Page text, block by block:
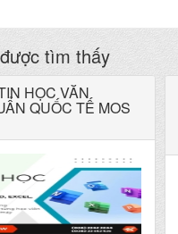
được tìm thấy
HỌC VĂN
QUỐC TẾ MOS